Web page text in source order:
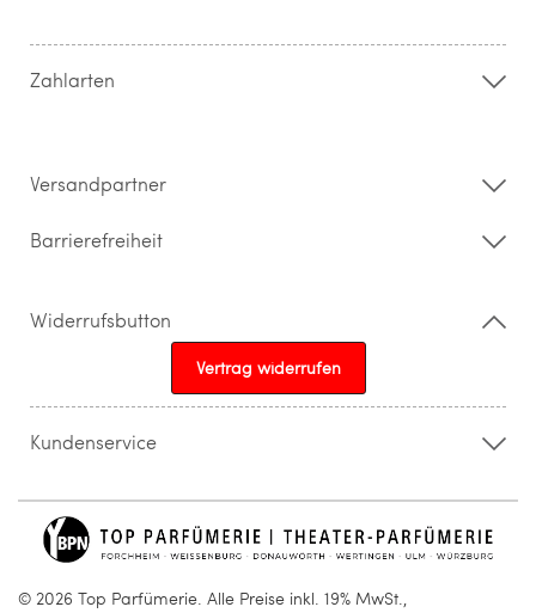
Widerrufsrecht & Rückgabebedingungen
Zahlarten
Versandpartner
Barrierefreiheit
Widerrufsbutton
Vertrag widerrufen
Kundenservice
info@topparfuemerie.de
© 2026 Top Parfümerie. Alle Preise inkl. 19% MwSt.,